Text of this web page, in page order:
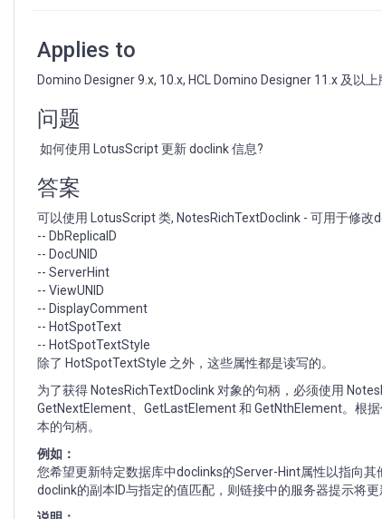
Applies to
Domino Designer 9.x, 10.x, HCL Domino Designer 11.x 及以上
问题
如何使用 LotusScript 更新 doclink 信息?
答案
可以使用 LotusScript 类, NotesRichTextDoclink - 可用于修改
-- DbReplicaID
-- DocUNID
-- ServerHint
-- ViewUNID
-- DisplayComment
-- HotSpotText
-- HotSpotTextStyle
除了 HotSpotTextStyle 之外，这些属性都是读写的。
为了获得 NotesRichTextDoclink 对象的句柄，必须使用
GetNextElement、GetLastElement 和 GetNthElement。根
本的句柄。
例如：
您希望更新特定数据库中doclinks的Server-Hint属性以指向
doclink的副本ID与指定的值匹配，则链接中的服务器提示将更